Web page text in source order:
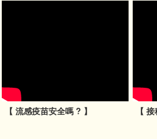
【 流感疫苗安全嗎 ? 】 【